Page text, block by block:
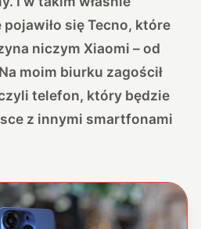
się Tecno, które
niczym Xiaomi – od
moim biurku zagościł
telefon, który będzie
z innymi smartfonami